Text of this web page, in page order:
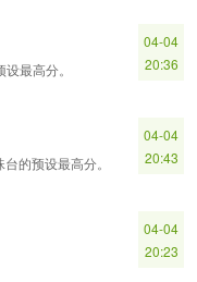
最高分。
04-04
20:36
的预设最高分。
04-04
20:43
04-04
20:23